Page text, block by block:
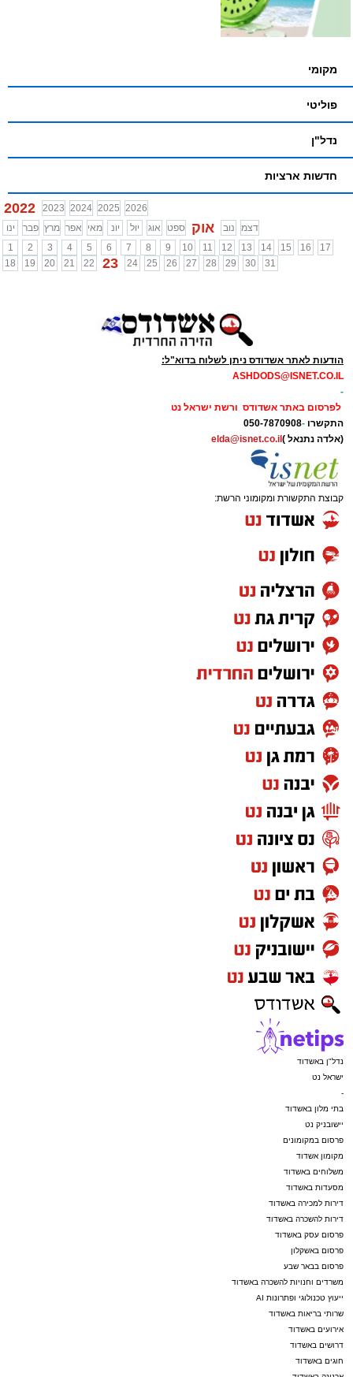
מקומי
פוליטי
נדל"ן
חדשות ארציות
2022 2023 2024 2025 2026
ינו
פבר מרץ אפר מאי יונ יול אוג ספט אוק נוב
דצמ
1
2 3 4 5 6 7 8 9 10 11 12 13 14 15 16
17
18
19 20 21 22 23 24 25 26 27 28 29 30 31
הודעות לאתר אשדודס ניתן לשלוח בדוא"ל:
ASHDODS@ISNET.CO.IL
-
לפרסום באתר אשדודס ורשת ישראל נט
התקשרו -
050-7870908
(אלדה נתנאל ) elda@isnet.co.il
קבוצת התקשורת ומקומוני הרשת:
נדל"ן באשדוד
ישראל נט
-
בתי מלון באשדוד
יישובניק נט
פרסום במקומונים
מקומון אשדוד
משלוחים באשדוד
מסעדות באשדוד
דירות למכירה באשדוד
דירות להשכרה באשדוד
פרסום עסק באשדוד
פרסום באשקלון
פרסום בבאר שבע
משרדים וחנויות להשכרה באשדוד
ייעוץ טכנולוגי ופתרונות AI
שרותי בריאות באשדוד
אירועים באשדוד
דרושים באשדוד
חוגים באשדוד